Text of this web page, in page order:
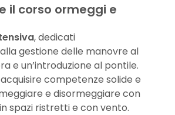
il corso ormeggi e
, dedicati
gestione delle manovre al
e un’introduzione al pontile.
competenze solide e
e disormeggiare con
spazi ristretti e con vento.